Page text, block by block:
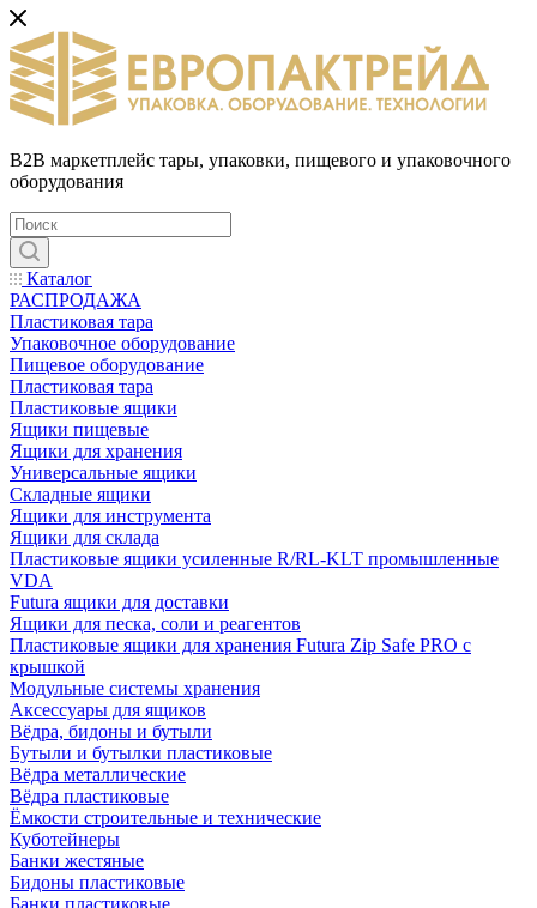
B2B маркетплейс тары, упаковки, пищевого и упаковочного
оборудования
Каталог
РАСПРОДАЖА
Пластиковая тара
Упаковочное оборудование
Пищевое оборудование
Пластиковая тара
Пластиковые ящики
Ящики пищевые
Ящики для хранения
Универсальные ящики
Складные ящики
Ящики для инструмента
Ящики для склада
Пластиковые ящики усиленные R/RL-KLT промышленные
VDA
Futura ящики для доставки
Ящики для песка, соли и реагентов
Пластиковые ящики для хранения Futura Zip Safe PRO с
крышкой
Модульные системы хранения
Аксессуары для ящиков
Вёдра, бидоны и бутыли
Бутыли и бутылки пластиковые
Вёдра металлические
Вёдра пластиковые
Ёмкости строительные и технические
Куботейнеры
Банки жестяные
Бидоны пластиковые
Банки пластиковые